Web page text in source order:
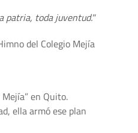
patria, toda juventud."
del Colegio Mejía
en Quito.
ella armó ese plan